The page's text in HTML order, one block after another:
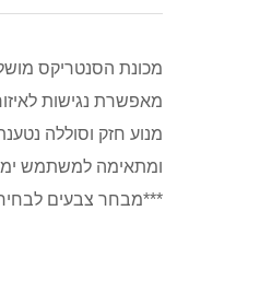
מנוע חזק וסוללה
***מבחר צבעים